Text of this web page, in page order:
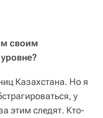
своим
Казахстана. Но я
у
этим следят. Кто-